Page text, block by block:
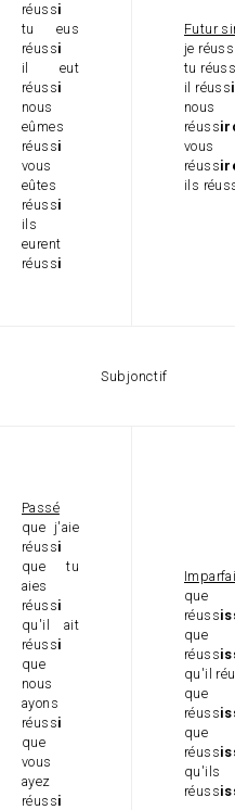
réussi
tu eus
réussi
il eut
réussi
nous
eûmes
réussi
vous
eûtes
réussi
ils
eurent
réussi
Futur
je réuss
tu
il réuss
nous
réuss
vous
réuss
ils
Subjonctif
Passé
que j'aie
réussi
que tu
aies
réussi
qu'il ait
réussi
que
nous
ayons
réussi
que
vous
ayez
réussi
réuss
réuss
qu'il
que
réuss
que
réuss
qu'ils
réuss